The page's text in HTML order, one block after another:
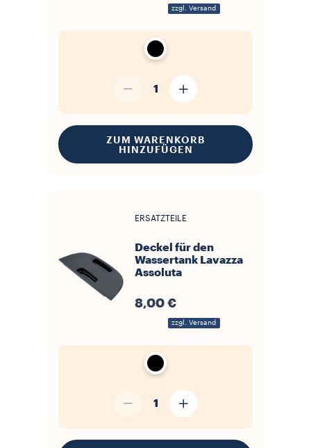
zzgl. Versand
1
ZUM WARENKORB
HINZUFÜGEN
ERSATZTEILE
Deckel für den
Wassertank Lavazza
Assoluta
8,00 €
zzgl. Versand
1